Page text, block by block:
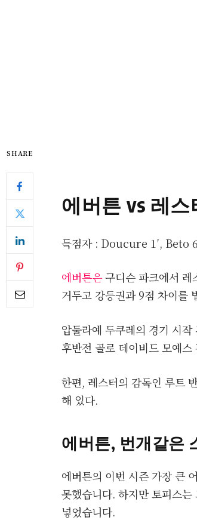
SHARE
에버튼 vs 레
득점자 : Doucure 1′, Beto
에버튼은구디슨 파크에서
거두고 강등권과 9점 차이를
압둘라예 두쿠레의 경기 시
후반전 골로 데이비드 모예
한편, 레스터의 감독인 루트
해 있다.
에버튼, 번개같은
에버튼의 이번 시즌 가장 큰
못했습니다. 하지만 토피스
넣었습니다.